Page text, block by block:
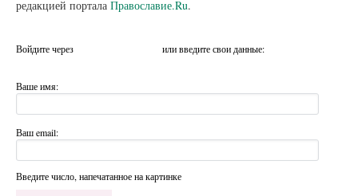
редакцией портала Православие.Ru.
Войдите через или введите свои данные:
Ваше имя:
Ваш email:
Введите число, напечатанное на картинке